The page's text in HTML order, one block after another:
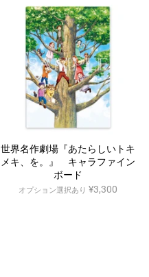
世界名作劇場『あたらしいトキ
メキ、を。』 キャラファイン
ボード
オプション選択あり ¥3,300